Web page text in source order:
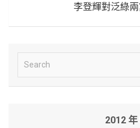
李登輝對泛綠
e
2012 年